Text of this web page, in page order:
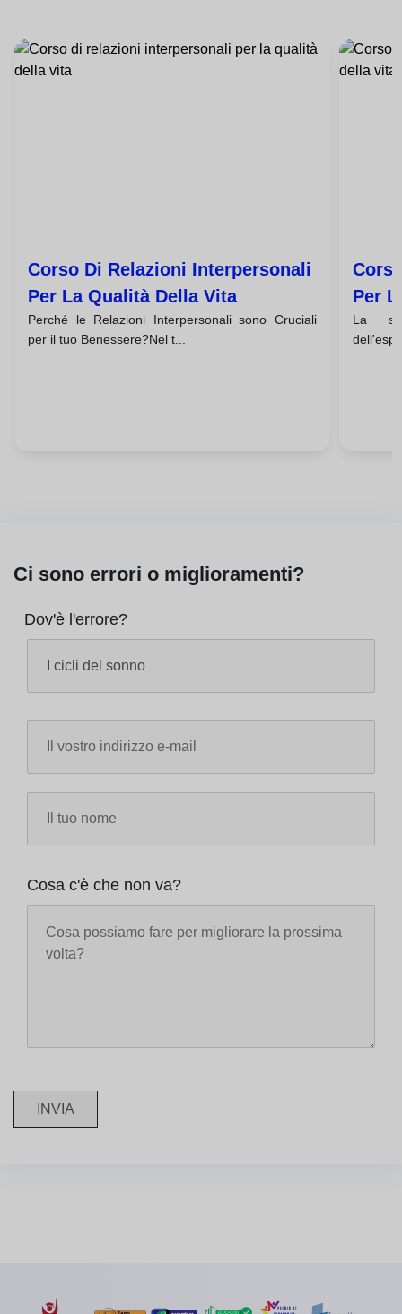
Corso Di Relazioni Interpersonali
Per La Qualità Della Vita
Perché le Relazioni Interpersonali sono Cruciali
per il tuo Benessere?Nel t...
Per
La
Ci sono errori o miglioramenti?
Dov'è l'errore?
Cosa c'è che non va?
INVIA